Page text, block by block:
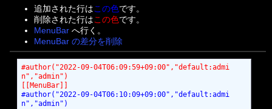
追加された行はこの色です。
削除された行はこの色です。
MenuBar へ行く。
MenuBar の差分を削除
#author("2022-09-04T06:09:59+09:00","default:admi
n","admin")
[[MenuBar]]
#author("2022-09-04T06:10:09+09:00","default:admi
n","admin")